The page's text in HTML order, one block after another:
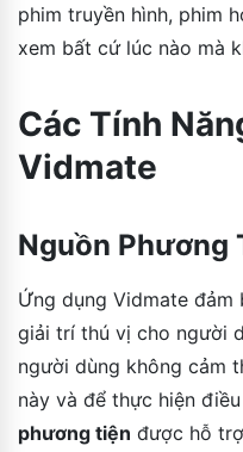
phim truyền hình, phim
xem bất cứ lúc nào mà
Các Tính
Vidmate
Nguồn Phương
Ứng dụng Vidmate
giải trí thú vị cho người
người dùng không cảm
này và để thực hiện
phương tiện được hỗ